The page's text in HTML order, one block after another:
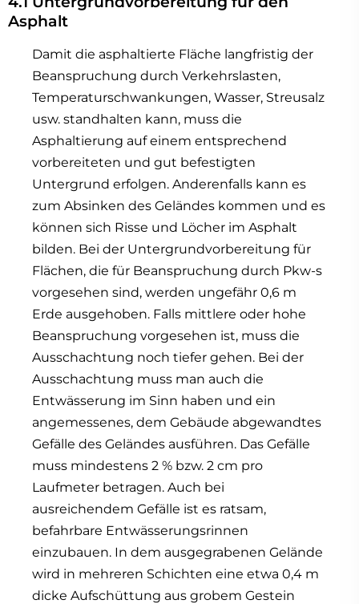
Asphalt
Damit die asphaltierte Fläche langfristig der
Beanspruchung durch Verkehrslasten,
Temperaturschwankungen, Wasser, Streusalz
usw. standhalten kann, muss die
Asphaltierung auf einem entsprechend
vorbereiteten und gut befestigten
Untergrund erfolgen. Anderenfalls kann es
zum Absinken des Geländes kommen und es
können sich Risse und Löcher im Asphalt
bilden. Bei der Untergrundvorbereitung für
Flächen, die für Beanspruchung durch Pkw-s
vorgesehen sind, werden ungefähr 0,6 m
Erde ausgehoben. Falls mittlere oder hohe
Beanspruchung vorgesehen ist, muss die
Ausschachtung noch tiefer gehen. Bei der
Ausschachtung muss man auch die
Entwässerung im Sinn haben und ein
angemessenes, dem Gebäude abgewandtes
Gefälle des Geländes ausführen. Das Gefälle
muss mindestens 2 % bzw. 2 cm pro
Laufmeter betragen. Auch bei
ausreichendem Gefälle ist es ratsam,
befahrbare Entwässerungsrinnen
einzubauen. In dem ausgegrabenen Gelände
wird in mehreren Schichten eine etwa 0,4 m
dicke Aufschüttung aus grobem Gestein